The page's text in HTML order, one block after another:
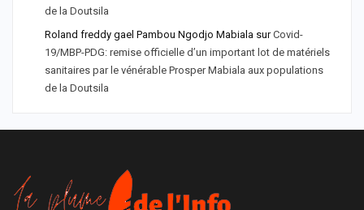
de la Doutsila
Roland freddy gael Pambou Ngodjo Mabiala surCovid-
19/MBP-PDG: remise officielle d’un important lot de matériels
sanitaires par le vénérable Prosper Mabiala aux populations
de la Doutsila